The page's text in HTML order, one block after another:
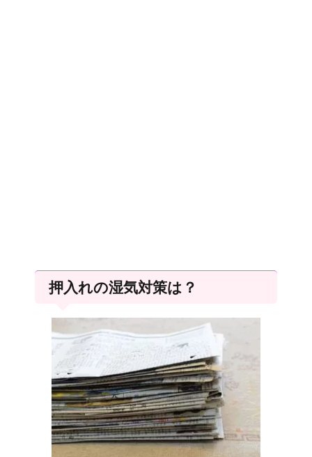
押入れの湿気対策は？